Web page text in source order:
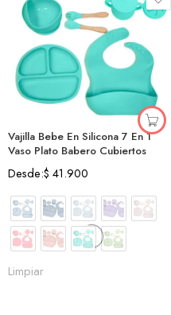
Vajilla Bebe En Silicona 7 En 1
Vaso Plato Babero Cubiertos
Desde:$ 41.900
Limpiar